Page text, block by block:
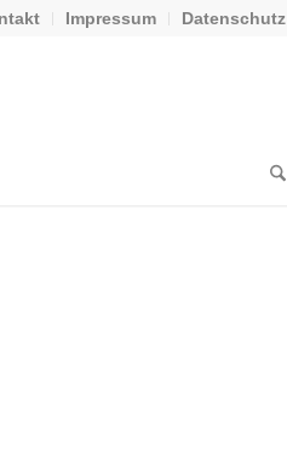
Impressum Datenschutz